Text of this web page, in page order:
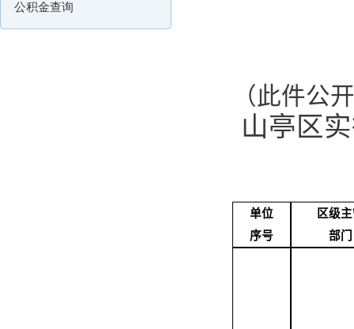
公积金查询
（此件公
山亭区
单位
序号
区级
部门